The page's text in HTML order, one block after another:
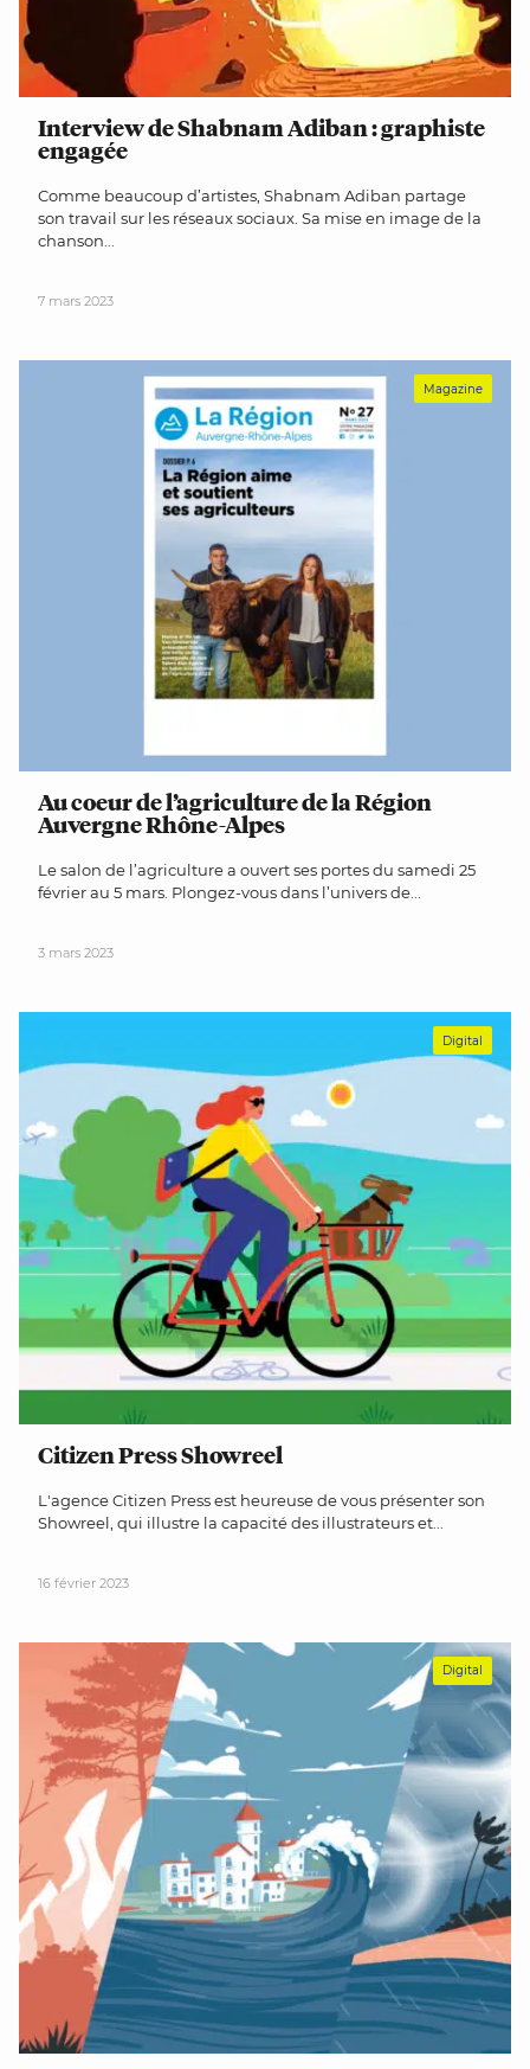
Interview de Shabnam Adiban : graphiste
engagée
Comme beaucoup d’artistes, Shabnam Adiban partage
son travail sur les réseaux sociaux. Sa mise en image de la
chanson...
7 mars 2023
Au coeur de l’agriculture de la Région
Auvergne Rhône-Alpes
Le salon de l’agriculture a ouvert ses portes du samedi 25
février au 5 mars. Plongez-vous dans l’univers de...
3 mars 2023
Magazine
Citizen Press Showreel
L'agence Citizen Press est heureuse de vous présenter son
Showreel, qui illustre la capacité des illustrateurs et...
16 février 2023
Digital
Digital